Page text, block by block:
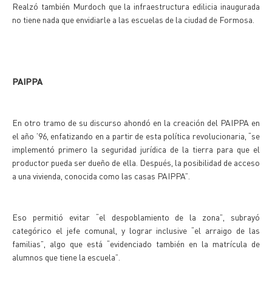
Realzó también Murdoch que la infraestructura edilicia inaugurada
no tiene nada que envidiarle a las escuelas de la ciudad de Formosa.
PAIPPA
En otro tramo de su discurso ahondó en la creación del PAIPPA en
el año ’96, enfatizando en a partir de esta política revolucionaria, “se
implementó primero la seguridad jurídica de la tierra para que el
productor pueda ser dueño de ella. Después, la posibilidad de acceso
a una vivienda, conocida como las casas PAIPPA”.
Eso permitió evitar “el despoblamiento de la zona”, subrayó
categórico el jefe comunal, y lograr inclusive “el arraigo de las
familias”, algo que está “evidenciado también en la matrícula de
alumnos que tiene la escuela”.